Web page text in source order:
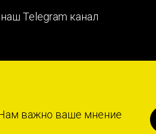
Telegram канал
важно ваше мнение